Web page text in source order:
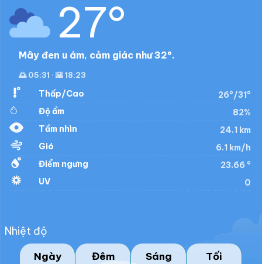
27°
Mây đen u ám, cảm giác như 32°.
🌅 05:31 · 🌇 18:23
Thấp/Cao
26°/31°
Độ ẩm
82%
Tầm nhìn
24.1 km
Gió
6.1 km/h
Điểm ngưng
23.66 °
UV
0
Nhiệt độ
Ngày Đêm Sáng Tối